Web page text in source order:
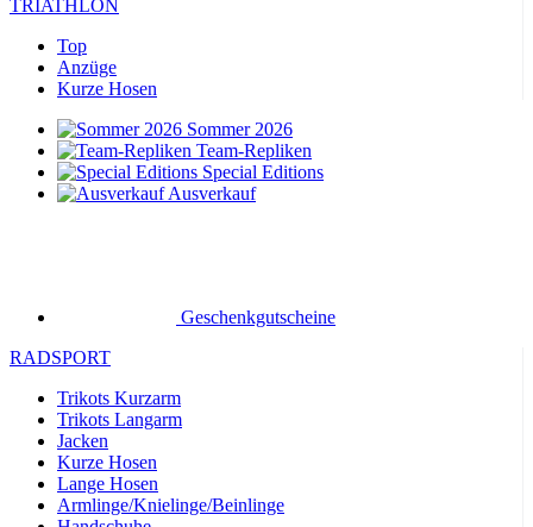
TRIATHLON
Top
Anzüge
Kurze Hosen
Sommer 2026
Team-Repliken
Special Editions
Ausverkauf
Trikots Langarm
Kurze Hosen
Armlinge/Knielinge/Beinlinge
Handschuhe